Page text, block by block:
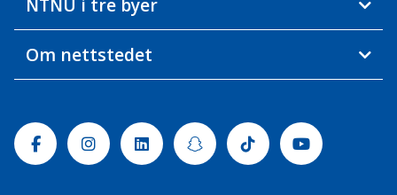
NTNU i tre byer
Om nettstedet
FacebookInstagramLinkedinSnapchatTiktok Youtube